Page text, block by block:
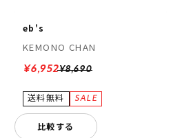
eb's
KEMONO CHAN
¥8,690
¥6,952
比較する